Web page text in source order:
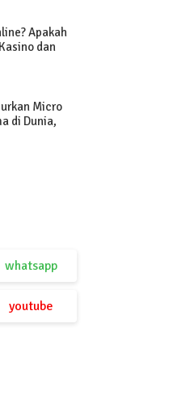
Apakah
dan
Micro
di Dunia,
Ultra-
whatsapp
youtube